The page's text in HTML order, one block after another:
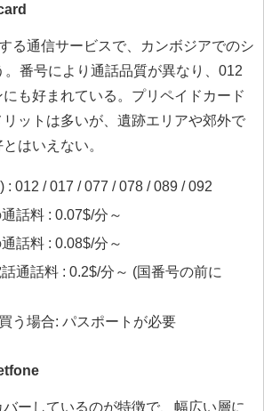
る通信サービスで、カンボジアでのシ
。番号により通話品質が異なり、012
も好まれている。プリペイドカード
ットは多いが、遺跡エリアや郊外で
はいえない。
: 012 / 017 / 077 / 078 / 089 / 092
話料 : 0.07$/分～
話料 : 0.08$/分～
通話料 : 0.2$/分～ (国番号の前に
う場合: パスポートが必要
ーしているのが特徴で、幅広い層に